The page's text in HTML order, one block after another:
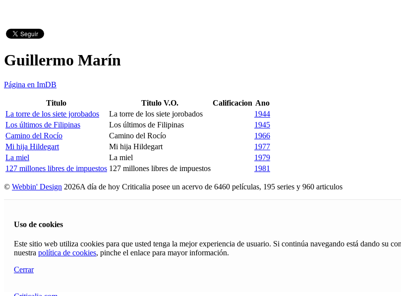
Guillermo Marín
Página en ImDB
Titulo Titulo V.O. Calificacion Ano
La torre de los siete jorobados
La torre de los siete jorobados
1944
Los últimos de Filipinas
Los últimos de Filipinas
1945
Camino del Rocío
Camino del Rocío
1966
Mi hija Hildegart
Mi hija Hildegart
1977
La miel
La miel
1979
127 millones libres de impuestos 127 millones libres de impuestos 1981
© Webbin' Design 2026A día de hoy Criticalia posee un acervo de 6460 películas, 195 series y 960 articulos
Uso de cookies
Este sitio web utiliza cookies para que usted tenga la mejor experiencia de usuario. Si continúa navegando está dando su
nuestra política de cookies, pinche el enlace para mayor información.
Cerrar